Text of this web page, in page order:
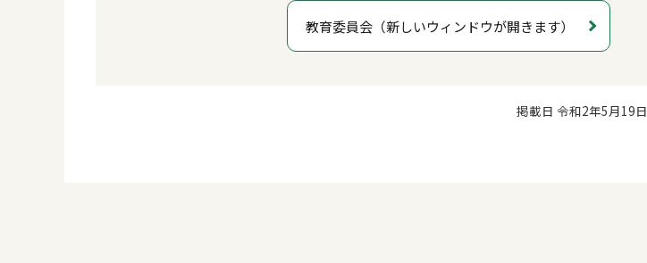
教育委員会（新しいウィンドウが開きます）
掲載日 令和2年5月19日